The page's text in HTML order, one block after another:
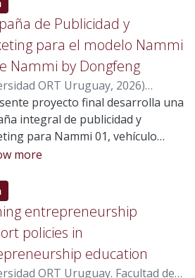
de Publicidad y
para el modelo Nammi
Nammi by Dongfeng
ORT Uruguay, 2026)
Oberlander, Carolina;Mendez
Emanuel;María Souto, Carlos
Sebastián; Bourgeois
Marie France
proyecto final desarrolla una
integral de publicidad y
para Nammi 01, vehículo
100 % eléctrico
con el objetivo de
su posicionamiento y
su participación en un
de movilidad eléctrica en
crecimiento. En 2025 se
71.442 vehículos, de los
more
,
entrepreneurship
policies in
education
ORT Uruguay. Facultad de